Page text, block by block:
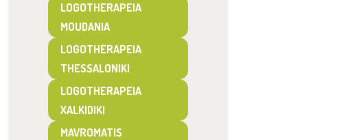
LOGOTHERAPEIA
MOUDANIA
LOGOTHERAPEIA
THESSALONIKI
LOGOTHERAPEIA
XALKIDIKI
MAVROMATIS